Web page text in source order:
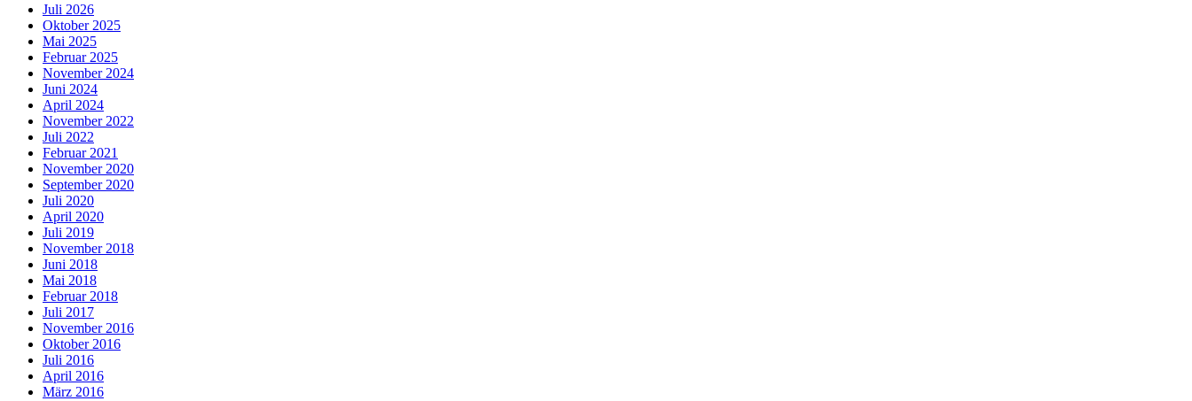
Juli 2026
Oktober 2025
Mai 2025
Februar 2025
November 2024
Juni 2024
April 2024
November 2022
Juli 2022
Februar 2021
November 2020
September 2020
Juli 2020
April 2020
Juli 2019
November 2018
Juni 2018
Mai 2018
Februar 2018
Juli 2017
November 2016
Oktober 2016
Juli 2016
April 2016
März 2016